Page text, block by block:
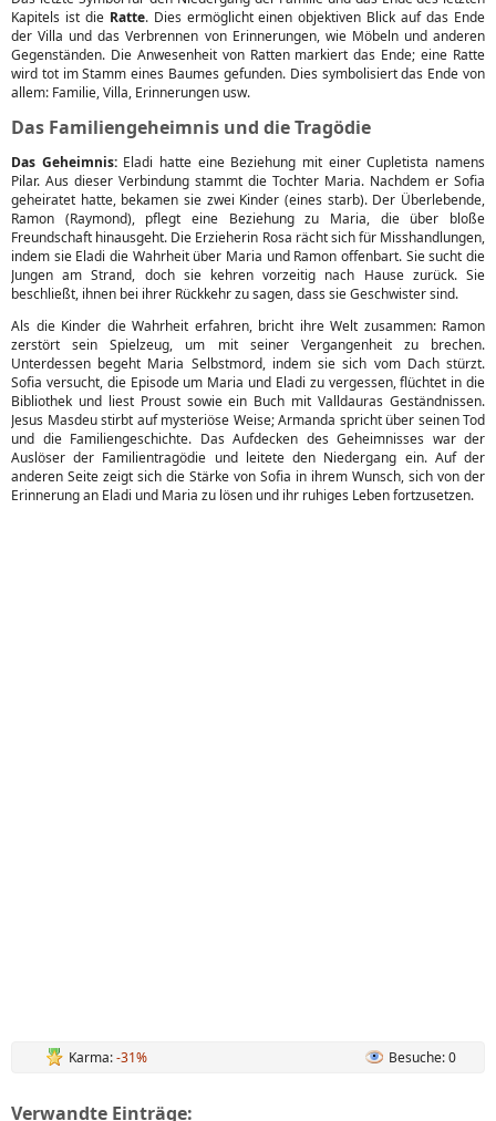
Kapitels ist die Ratte. Dies ermöglicht einen objektiven Blick auf das Ende
der Villa und das Verbrennen von Erinnerungen, wie Möbeln und anderen
Gegenständen. Die Anwesenheit von Ratten markiert das Ende; eine Ratte
wird tot im Stamm eines Baumes gefunden. Dies symbolisiert das Ende von
allem: Familie, Villa, Erinnerungen usw.
Das Familiengeheimnis und die Tragödie
Das Geheimnis:Eladi hatte eine Beziehung mit einer Cupletista namens
Pilar. Aus dieser Verbindung stammt die Tochter Maria. Nachdem er Sofia
geheiratet hatte, bekamen sie zwei Kinder (eines starb). Der Überlebende,
Ramon (Raymond), pflegt eine Beziehung zu Maria, die über bloße
Freundschaft hinausgeht. Die Erzieherin Rosa rächt sich für Misshandlungen,
indem sie Eladi die Wahrheit über Maria und Ramon offenbart. Sie sucht die
Jungen am Strand, doch sie kehren vorzeitig nach Hause zurück. Sie
beschließt, ihnen bei ihrer Rückkehr zu sagen, dass sie Geschwister sind.
Als die Kinder die Wahrheit erfahren, bricht ihre Welt zusammen: Ramon
zerstört sein Spielzeug, um mit seiner Vergangenheit zu brechen.
Unterdessen begeht Maria Selbstmord, indem sie sich vom Dach stürzt.
Sofia versucht, die Episode um Maria und Eladi zu vergessen, flüchtet in die
Bibliothek und liest Proust sowie ein Buch mit Valldauras Geständnissen.
Jesus Masdeu stirbt auf mysteriöse Weise; Armanda spricht über seinen Tod
und die Familiengeschichte. Das Aufdecken des Geheimnisses war der
Auslöser der Familientragödie und leitete den Niedergang ein. Auf der
anderen Seite zeigt sich die Stärke von Sofia in ihrem Wunsch, sich von der
Erinnerung an Eladi und Maria zu lösen und ihr ruhiges Leben fortzusetzen.
Karma:-31% Besuche: 0
Verwandte Einträge: